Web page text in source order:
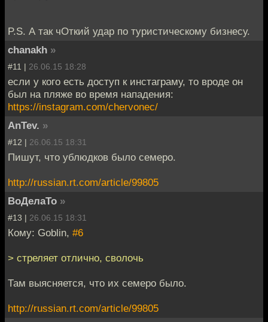
P.S. А так чОткий удар по туристическому бизнесу.
chanakh »
#11 | 26.06.15 18:28
если у кого есть доступ к инстаграму, то вроде он
был на пляже во время нападения:
https://instagram.com/chervonec/
AnTev. »
#12 | 26.06.15 18:31
Пишут, что ублюдков было семеро.
http://russian.rt.com/article/99805
ВоДелаТо »
#13 | 26.06.15 18:31
Кому: Goblin, #6
> стреляет отлично, сволочь
Там выясняется, что их семеро было.
http://russian.rt.com/article/99805